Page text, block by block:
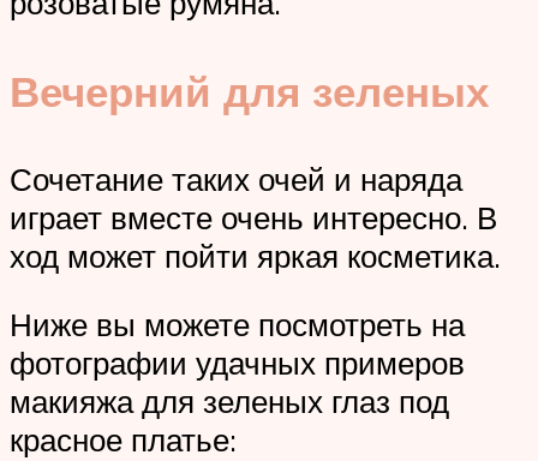
Вечерний для зеленых
Сочетание таких очей и наряда
играет вместе очень интересно. В
ход может пойти яркая косметика.
Ниже вы можете посмотреть на
фотографии удачных примеров
макияжа для зеленых глаз под
красное платье: